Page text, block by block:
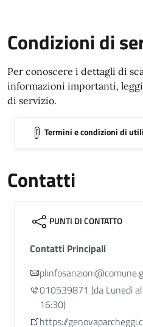
Condizioni di
Per conoscere i dettagli di
informazioni importanti,
di servizio.
Termini e condizioni di
Contatti
PUNTI DI CONTATTO
Contatti Principali
010539871 (da Lunedì
16:30)
https://